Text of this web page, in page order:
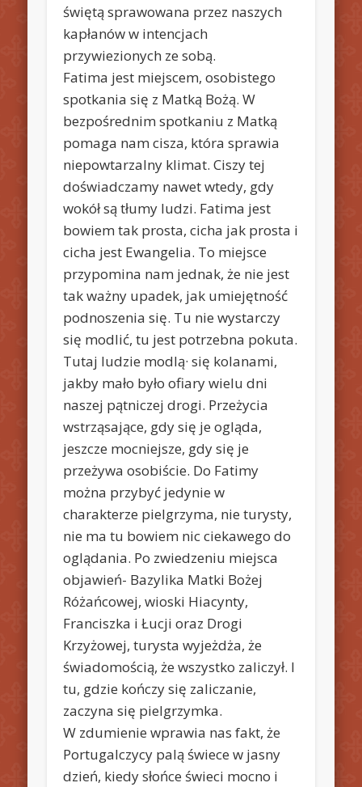
świętą sprawowana przez naszych
kapłanów w intencjach
przywiezionych ze sobą.
Fatima jest miejscem, osobistego
spotkania się z Matką Bożą. W
bezpośrednim spotkaniu z Matką
pomaga nam cisza, która sprawia
niepowtarzalny klimat. Ciszy tej
doświadczamy nawet wtedy, gdy
wokół są tłumy ludzi. Fatima jest
bowiem tak prosta, cicha jak prosta i
cicha jest Ewangelia. To miejsce
przypomina nam jednak, że nie jest
tak ważny upadek, jak umiejętność
podnoszenia się. Tu nie wystarczy
się modlić, tu jest potrzebna pokuta.
Tutaj ludzie modlą· się kolanami,
jakby mało było ofiary wielu dni
naszej pątniczej drogi. Przeżycia
wstrząsające, gdy się je ogląda,
jeszcze mocniejsze, gdy się je
przeżywa osobiście. Do Fatimy
można przybyć jedynie w
charakterze pielgrzyma, nie turysty,
nie ma tu bowiem nic ciekawego do
oglądania. Po zwiedzeniu miejsca
objawień- Bazylika Matki Bożej
Różańcowej, wioski Hiacynty,
Franciszka i Łucji oraz Drogi
Krzyżowej, turysta wyjeżdża, że
świadomością, że wszystko zaliczył. I
tu, gdzie kończy się zaliczanie,
zaczyna się pielgrzymka.
W zdumienie wprawia nas fakt, że
Portugalczycy palą świece w jasny
dzień, kiedy słońce świeci mocno i